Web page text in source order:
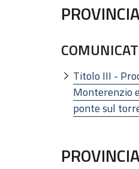
Titolo III -
Monterenzio
ponte sul